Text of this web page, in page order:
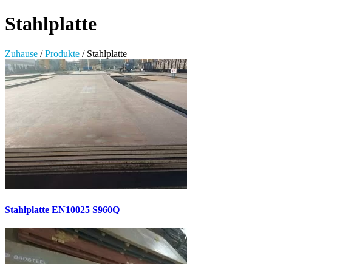
Stahlplatte
Zuhause /Produkte / Stahlplatte
Stahlplatte EN10025 S960Q